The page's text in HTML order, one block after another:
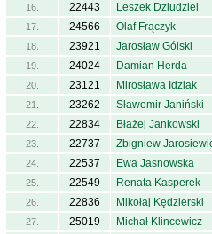
16. 22443 Leszek Dziudziel
17. 24566 Olaf Frączyk
18. 23921 Jarosław Gólski
19. 24024 Damian Herda
20. 23121 Mirosława Idziak
21. 23262 Sławomir Janiński
22. 22834 Błażej Jankowski
23. 22737 Zbigniew
24. 22537 Ewa Jasnowska
25. 22549 Renata Kasperek
26. 22836 Mikołaj Kędzierski
27. 25019 Michał Klincewicz